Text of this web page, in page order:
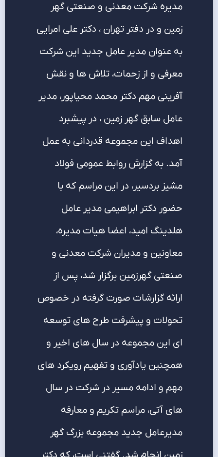
مدیره شرکت معدنی و صنعتی گهر
زمین و در دفتر تهران ، دکتر علی امرایی
به عنوان مدیر عامل جدید این شرکت
معرفی و از زحمات، تلاش ها و نقش
آفرینی مهم دکتر محمد محیاپور، مدیر
عامل سابق گهر زمین ، در پیشبرد
اهداف این مجموعه قدردانی به عمل
آمد. به گزارش روابط عمومی فولاد
مشیز بردسیر، در این مراسم که با
حضور دکتر ابراهیمی مدیر عامل
هلدینگ امید، اعضا هیات مدیره،
معاونین و مدیران شرکت معدنی و
صنعتی گهرزمین برگزار شد، پس از
ارائه گزارشات صورت گرفته در خصوص
تحولات و پیشرفت طرح های توسعه
ای این مجموعه در سال های اخیر و
همچنین یادآوری و تفهیم رویکرد های
مهم و ادامه مسیر در شرکت در سال
های آتی، مراسم تکریم و معارفه
مدیرعامل جدید مجموعه بزرگ گهر